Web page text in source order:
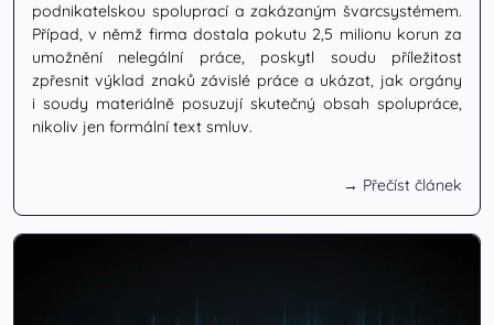
podnikatelskou spoluprací a zakázaným švarcsystémem.
Případ, v němž firma dostala pokutu 2,5 milionu korun za
umožnění nelegální práce, poskytl soudu příležitost
zpřesnit výklad znaků závislé práce a ukázat, jak orgány
i soudy materiálně posuzují skutečný obsah spolupráce,
nikoliv jen formální text smluv.
→ Přečíst článek